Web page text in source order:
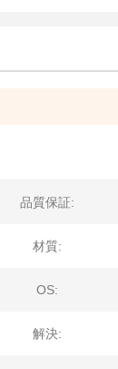
品質保証:
材質:
OS:
解決: